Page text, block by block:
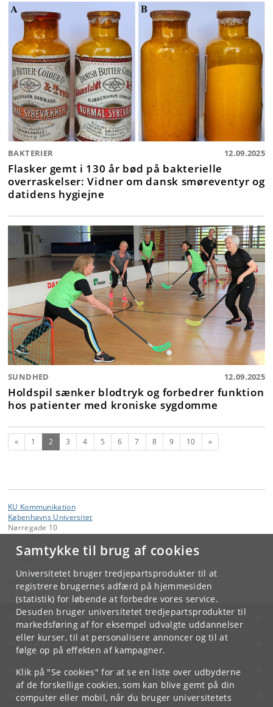
Samtykke til brug af cookies
Universitetet bruger tredjepartsprodukter til at
registrere brugernes adfærd på hjemmesiden
(statistik) for løbende at forbedre vores service.
Desuden bruger universitetet tredjepartsprodukter til
markedsføring af for eksempel udvalgte uddannelser
eller kurser, til at personalisere annoncer og til at
følge op på effekten af kampagner.
Klik på "Se cookies" for at se en liste over udbyderne
af de forskellige cookies, som kan blive gemt på din
computer eller mobil, når du bruger universitetets
BAKTERIER 12.09.2025
Flasker gemt i 130 år bød på bakterielle
overraskelser: Vidner om dansk smøreventyr og
datidens hygiejne
SUNDHED 12.09.2025
Holdspil sænker blodtryk og forbedrer funktion
hos patienter med kroniske sygdomme
Forrige
« 1 2(nuværende)
3 4 5 6 7 8 9 10 Næste
»
KU Kommunikation
Københavns Universitet
Nørregade 10
KU Kommunikation
presse
ku
KØBENHAVNS UNIVERSITET
KONTAKT
SERVICES
FOR STUDERENDE OG ANSATTE